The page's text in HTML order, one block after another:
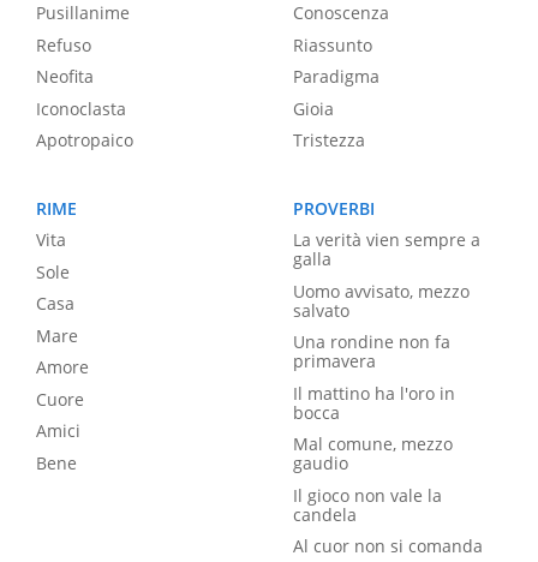
Pusillanime
Refuso
Neofita
Iconoclasta
Apotropaico
Conoscenza
Riassunto
Paradigma
Gioia
Tristezza
RIME
Vita
Sole
Casa
Mare
Amore
Cuore
Amici
Bene
PROVERBI
La verità vien sempre a
galla
Uomo avvisato, mezzo
salvato
Una rondine non fa
primavera
Il mattino ha l'oro in
bocca
Mal comune, mezzo
gaudio
Il gioco non vale la
candela
Al cuor non si comanda